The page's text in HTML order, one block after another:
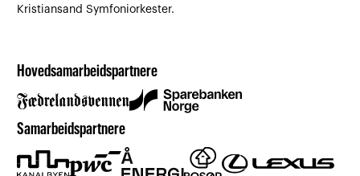
Kristiansand Symfoniorkester.
Hovedsamarbeidspartnere
Samarbeidspartnere